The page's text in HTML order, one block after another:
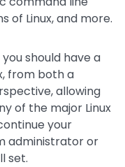
of Linux, and more.
should have a
from both a
allowing
of the major Linux
your
administrator or
set.